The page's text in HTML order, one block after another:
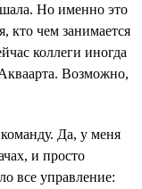
Но именно это
кто чем занимается
коллеги иногда
Возможно,
Да, у меня
и просто
все управление: